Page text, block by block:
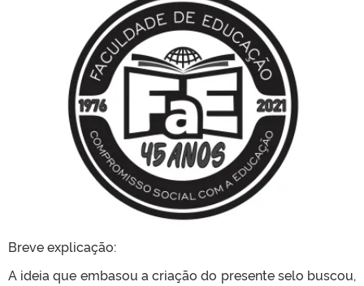
Breve explicação:
A ideia que embasou a criação do presente selo buscou,